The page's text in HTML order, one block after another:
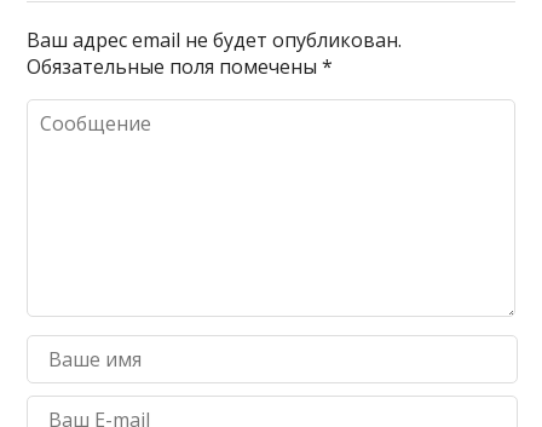
Ваш адрес email не будет опубликован.
Обязательные поля помечены*